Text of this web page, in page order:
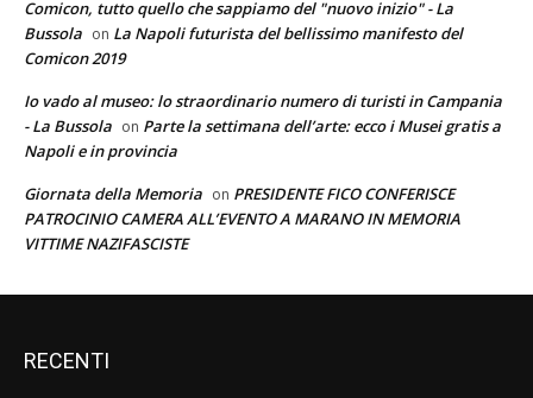
Comicon, tutto quello che sappiamo del "nuovo inizio" - La
Bussola on La Napoli futurista del bellissimo manifesto del
Comicon 2019
Io vado al museo: lo straordinario numero di turisti in Campania
- La Bussola on Parte la settimana dell’arte: ecco i Musei gratis a
Napoli e in provincia
Giornata della Memoria on PRESIDENTE FICO CONFERISCE
PATROCINIO CAMERA ALL’EVENTO A MARANO IN MEMORIA
VITTIME NAZIFASCISTE
RECENTI